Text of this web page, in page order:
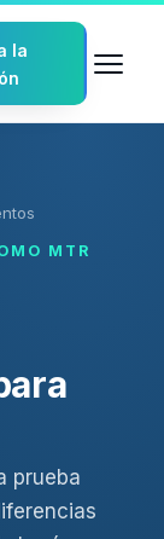
la
MTR
prueba